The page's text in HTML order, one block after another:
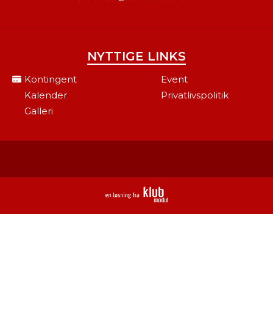
NYTTIGE LINKS
Kontingent
Event
Kalender
Privatlivspolitik
Galleri